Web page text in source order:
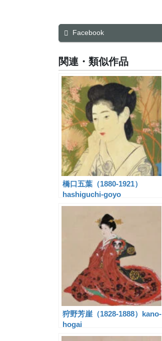
Facebook
関連・類似作品
橋口五葉（1880-1921）
hashiguchi-goyo
狩野芳崖（1828-1888）kano-
hogai